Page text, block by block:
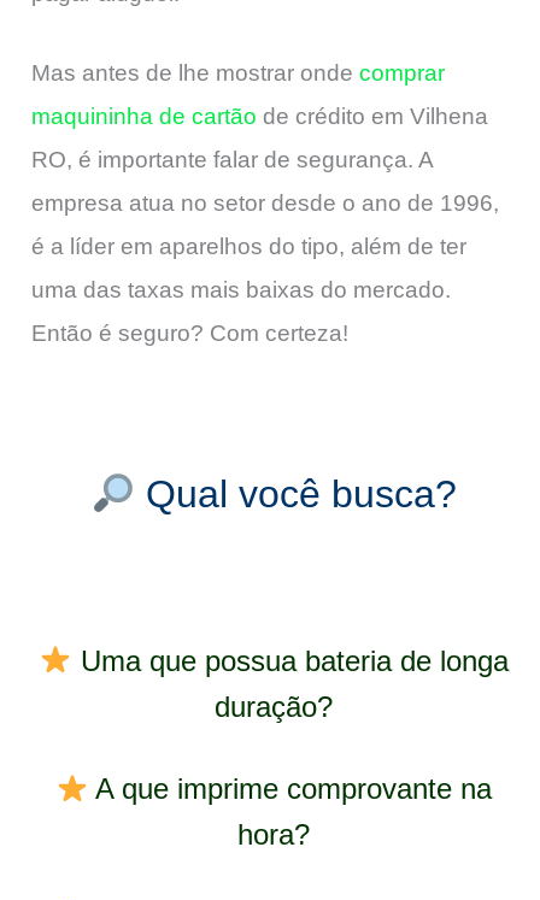
Mas antes de lhe mostrar onde comprar
maquininha de cartão de crédito em Vilhena
RO, é importante falar de segurança. A
empresa atua no setor desde o ano de 1996,
é a líder em aparelhos do tipo, além de ter
uma das taxas mais baixas do mercado.
Então é seguro? Com certeza!
Qual você busca?
Uma que possua bateria de longa
duração?
A que imprime comprovante na
hora?